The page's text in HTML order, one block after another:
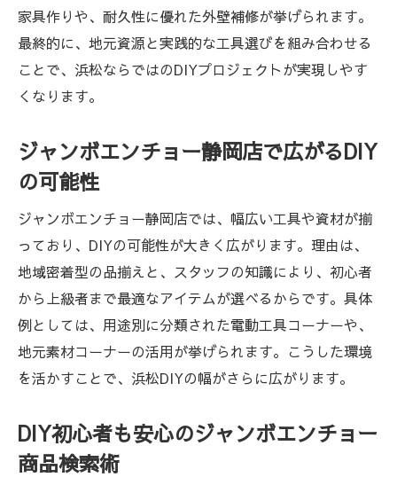
家具作りや、耐久性に優れた外壁補修が挙げられます。
最終的に、地元資源と実践的な工具選びを組み合わせる
ことで、浜松ならではのDIYプロジェクトが実現しやす
くなります。
ジャンボエンチョー静岡店で広がるDIY
の可能性
ジャンボエンチョー静岡店では、幅広い工具や資材が揃
っており、DIYの可能性が大きく広がります。理由は、
地域密着型の品揃えと、スタッフの知識により、初心者
から上級者まで最適なアイテムが選べるからです。具体
例としては、用途別に分類された電動工具コーナーや、
地元素材コーナーの活用が挙げられます。こうした環境
を活かすことで、浜松DIYの幅がさらに広がります。
DIY初心者も安心のジャンボエンチョー
商品検索術